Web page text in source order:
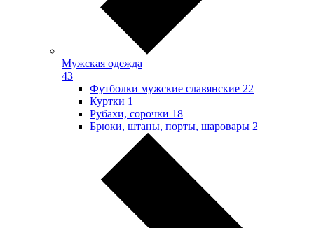
Мужская одежда
43
Футболки мужские славянские 22
Куртки 1
Рубахи, сорочки 18
Брюки, штаны, порты, шаровары 2